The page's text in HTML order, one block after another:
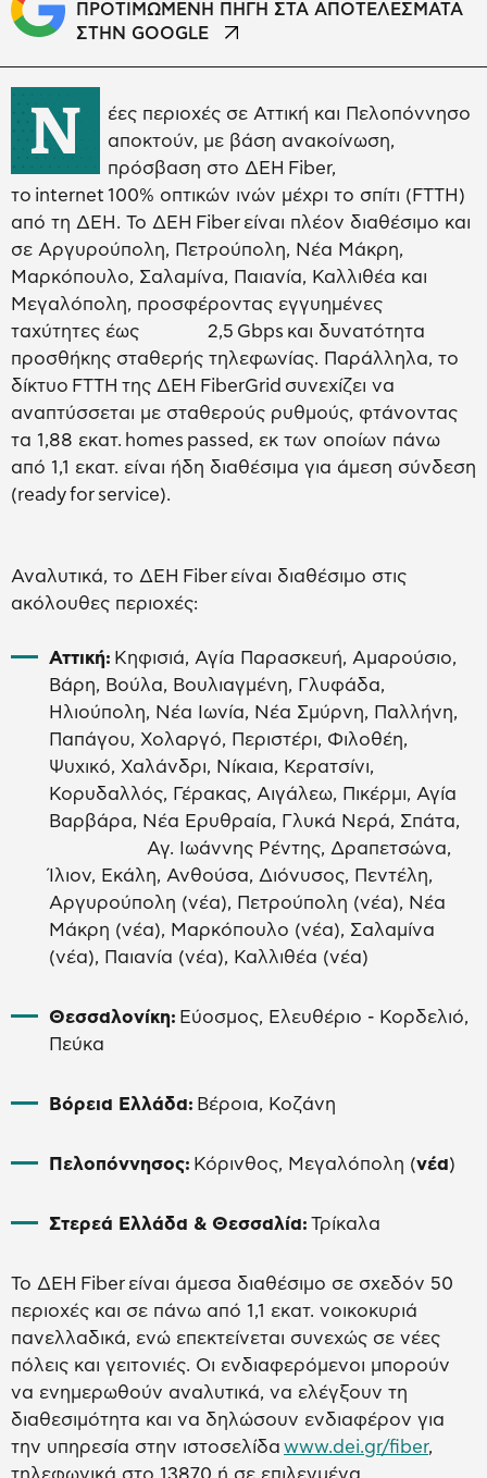
ΠΡΟΤΙΜΩΜΕΝΗ ΠΗΓΗ ΣΤΑ ΑΠΟΤΕΛΕΣΜΑΤΑ
ΣΤΗΝ GOOGLE
Ν
έες περιοχές σε Αττική και Πελοπόννησο
αποκτούν, με βάση ανακοίνωση,
πρόσβαση στο ΔΕΗ Fiber,
το internet 100% οπτικών ινών μέχρι το σπίτι (FTTH)
από τη ΔΕΗ. Το ΔΕΗ Fiber είναι πλέον διαθέσιμο και
σε Αργυρούπολη, Πετρούπολη, Νέα Μάκρη,
Μαρκόπουλο, Σαλαμίνα, Παιανία, Καλλιθέα και
Μεγαλόπολη, προσφέροντας εγγυημένες
ταχύτητες έως 2,5 Gbps και δυνατότητα
προσθήκης σταθερής τηλεφωνίας. Παράλληλα, το
δίκτυο FTTH της ΔΕΗ FiberGrid συνεχίζει να
αναπτύσσεται με σταθερούς ρυθμούς, φτάνοντας
τα 1,88 εκατ. homes passed, εκ των οποίων πάνω
από 1,1 εκατ. είναι ήδη διαθέσιμα για άμεση σύνδεση
(ready for service).
Αναλυτικά, το ΔΕΗ Fiber είναι διαθέσιμο στις
ακόλουθες περιοχές:
Αττική: Κηφισιά, Αγία Παρασκευή, Αμαρούσιο,
Βάρη, Βούλα, Βουλιαγμένη, Γλυφάδα,
Ηλιούπολη, Νέα Ιωνία, Νέα Σμύρνη, Παλλήνη,
Παπάγου, Χολαργό, Περιστέρι, Φιλοθέη,
Ψυχικό, Χαλάνδρι, Νίκαια, Κερατσίνι,
Κορυδαλλός, Γέρακας, Αιγάλεω, Πικέρμι, Αγία
Βαρβάρα, Νέα Ερυθραία, Γλυκά Νερά, Σπάτα,
Αγ. Ιωάννης Ρέντης, Δραπετσώνα,
Ίλιον, Εκάλη, Ανθούσα, Διόνυσος, Πεντέλη,
Αργυρούπολη (νέα), Πετρούπολη (νέα), Νέα
Μάκρη (νέα), Μαρκόπουλο (νέα), Σαλαμίνα
(νέα), Παιανία (νέα), Καλλιθέα (νέα)
Θεσσαλονίκη: Εύοσμος, Ελευθέριο - Κορδελιό,
Πεύκα
Βόρεια Ελλάδα: Βέροια, Κοζάνη
Πελοπόννησος: Κόρινθος, Μεγαλόπολη (νέα)
Στερεά Ελλάδα & Θεσσαλία: Τρίκαλα
Το ΔΕΗ Fiber είναι άμεσα διαθέσιμο σε σχεδόν 50
περιοχές και σε πάνω από 1,1 εκατ. νοικοκυριά
πανελλαδικά, ενώ επεκτείνεται συνεχώς σε νέες
πόλεις και γειτονιές. Οι ενδιαφερόμενοι μπορούν
να ενημερωθούν αναλυτικά, να ελέγξουν τη
διαθεσιμότητα και να δηλώσουν ενδιαφέρον για
την υπηρεσία στην ιστοσελίδα www.dei.gr/fiber,